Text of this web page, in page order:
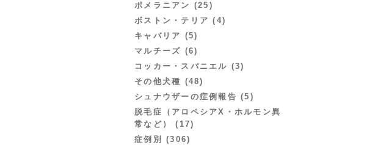
ポメラニアン (25)
ボストン・テリア (4)
キャバリア (5)
マルチーズ (6)
コッカー・スパニエル (3)
その他犬種 (48)
シュナウザーの症例報告 (5)
脱毛症（アロペシアX・ホルモン異
常など） (17)
症例別 (306)